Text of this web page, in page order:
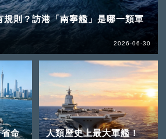
規則？訪港「南寧艦」是哪一類軍
2026-06-30
命
人類歷史上最大軍艦！